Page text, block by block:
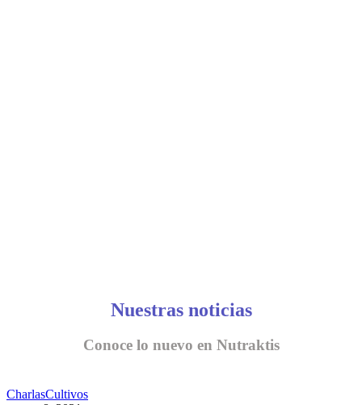
Nuestras noticias
Conoce lo nuevo en Nutraktis
CharlasCultivos